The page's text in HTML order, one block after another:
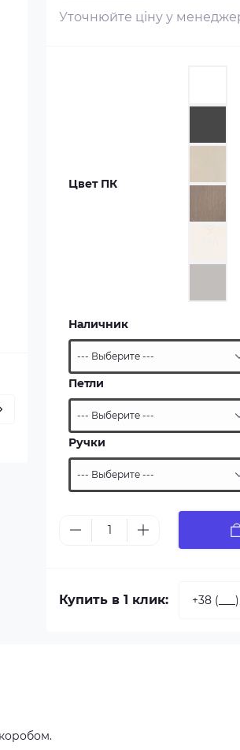
Уточнюйте ціну у
Цвет ПК
Наличник
Петли
Ручки
Купить в 1 клик: